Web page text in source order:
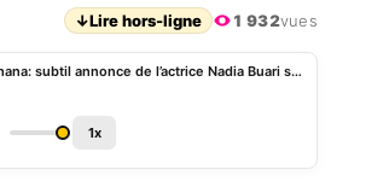
↓Lire hors-ligne 1 932vues
Ghana: subtil annonce de l’actrice Nadia Buari sur la naissance de son 5è enfant
1x